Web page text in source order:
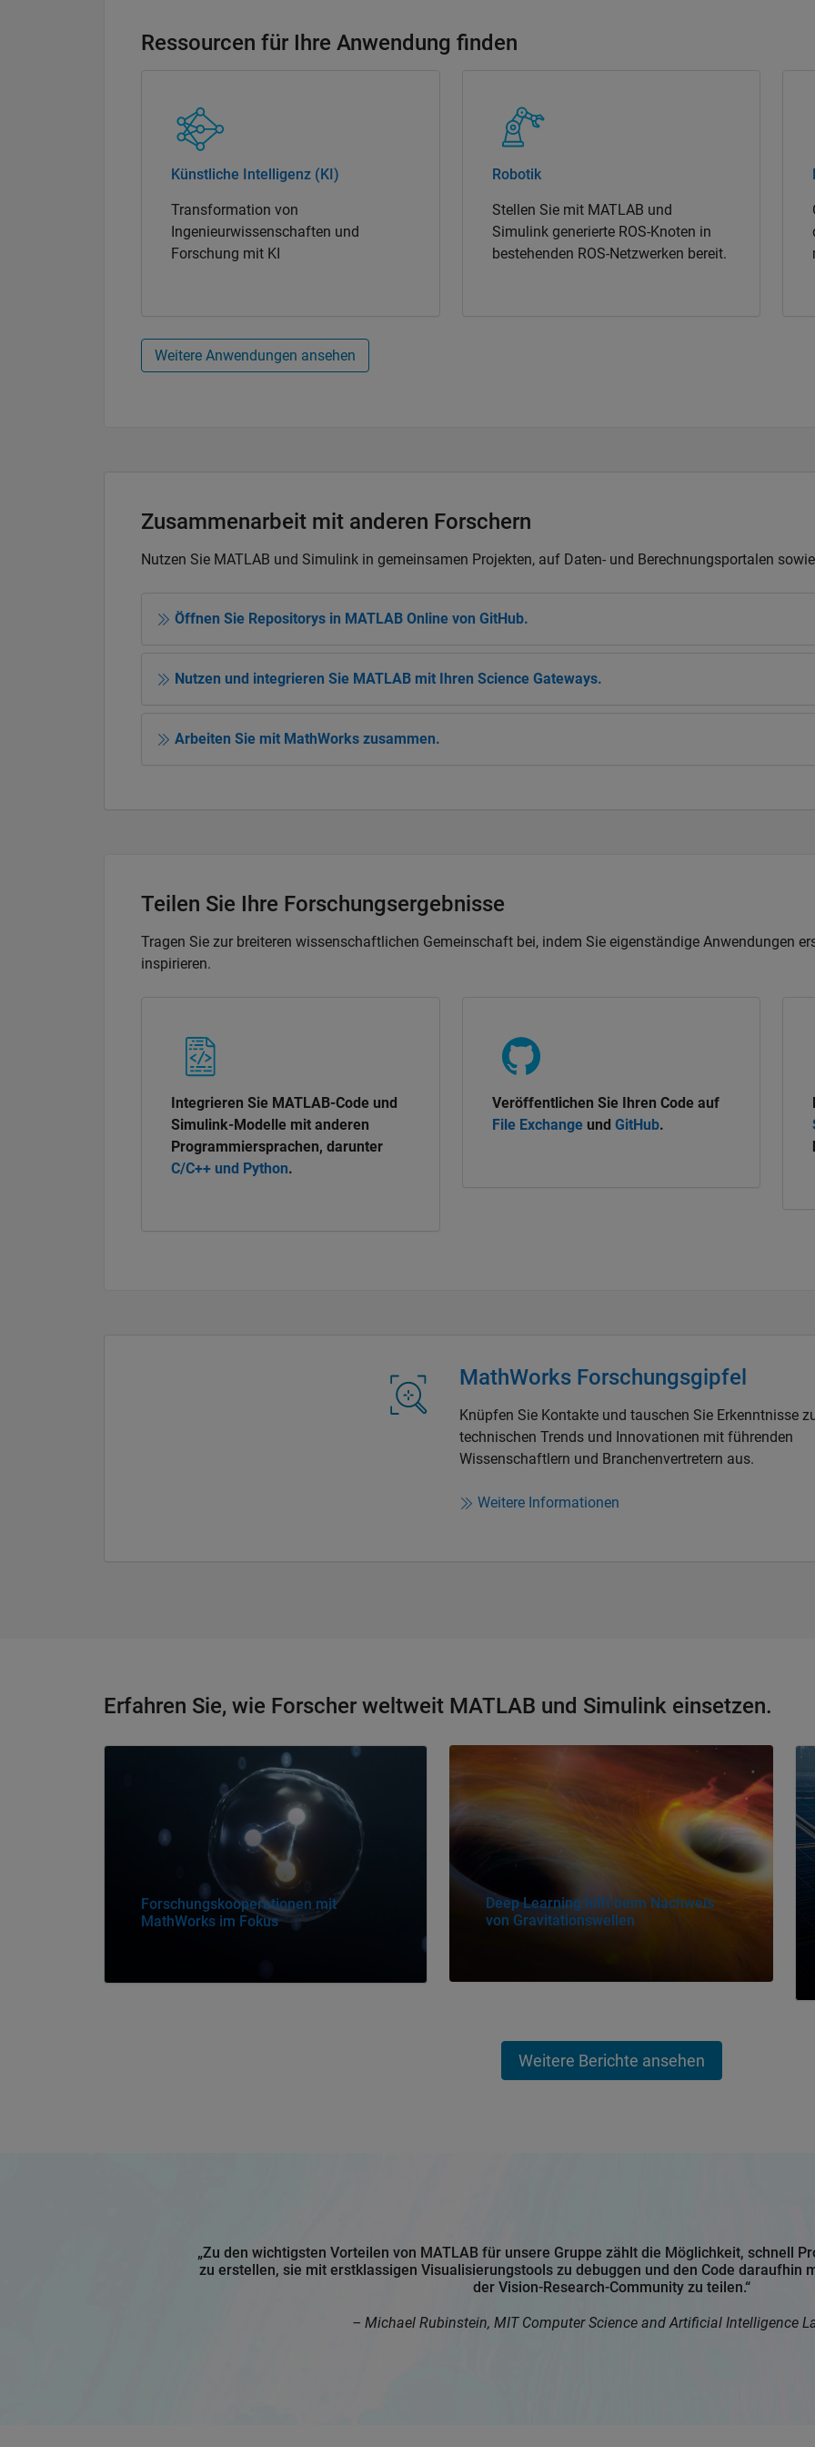
Ressourcen für Ihre Anwendung finden
Künstliche Intelligenz (KI)
Transformation von
Ingenieurwissenschaften und
Forschung mit KI
Robotik
Stellen Sie mit MATLAB und
Simulink generierte ROS-Knoten in
bestehenden ROS-Netzwerken bereit.
Weitere Anwendungen ansehen
Zusammenarbeit mit anderen Forschern
Nutzen Sie MATLAB und Simulink in gemeinsamen Projekten, auf Daten- und Berechnungsportalen
Öffnen Sie Repositorys in MATLAB Online von GitHub.
Nutzen und integrieren Sie MATLAB mit Ihren Science Gateways.
Arbeiten Sie mit MathWorks zusammen.
Teilen Sie Ihre Forschungsergebnisse
Tragen Sie zur breiteren wissenschaftlichen Gemeinschaft bei, indem Sie eigenständige Anwendungen
inspirieren.
Integrieren Sie MATLAB-Code und
Simulink-Modelle mit anderen
Programmiersprachen, darunter
C/C++ und Python.
Veröffentlichen Sie Ihren Code auf
File Exchangeund GitHub.
MathWorks Forschungsgipfel
Knüpfen Sie Kontakte und tauschen Sie Erkenntnisse
technischen Trends und Innovationen mit führenden
Wissenschaftlern und Branchenvertretern aus.
Weitere Informationen
Erfahren Sie, wie Forscher weltweit MATLAB und Simulink einsetzen.
Forschungskooperationen mit
MathWorks im Fokus
Deep Learning hilft beim Nachweis
von Gravitationswellen
Weitere Berichte ansehen
„Zu den wichtigsten Vorteilen von MATLAB für unsere Gruppe zählt die Möglichkeit, schnell
zu erstellen, sie mit erstklassigen Visualisierungstools zu debuggen und den Code daraufhin
der Vision-Research-Community zu teilen.“
– Michael Rubinstein, MIT Computer Science and Artificial Intelligence